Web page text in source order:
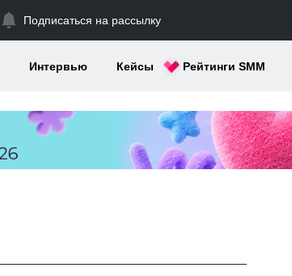
Подписаться на рассылку
Интервью Кейсы Рейтинги SMM